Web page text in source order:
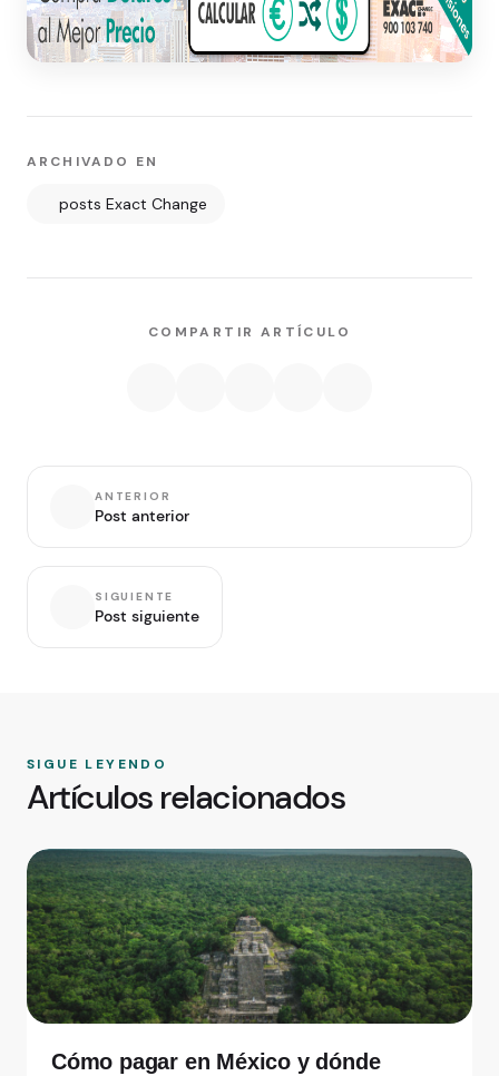
ARCHIVADO EN
posts Exact Change
COMPARTIR ARTÍCULO
ANTERIOR
Post anterior
SIGUIENTE
Post siguiente
SIGUE LEYENDO
Artículos relacionados
Cómo pagar en México y dónde